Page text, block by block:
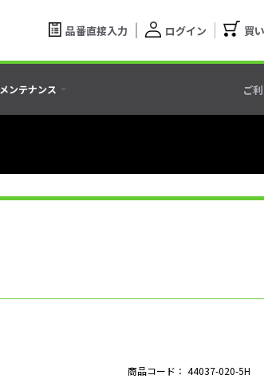
品番直接入力 ログイン 買
メンテナンス ご
商品コード： 44037-020-5H